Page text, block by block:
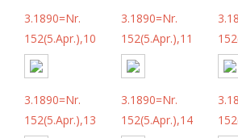
3.1890=Nr.
152(5.Apr.),10
3.1890=Nr.
152(5.Apr.),11
3.1890=Nr.
152(5.Apr.),13
3.1890=Nr.
152(5.Apr.),14